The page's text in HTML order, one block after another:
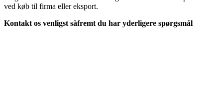
ved køb til firma eller eksport.
Kontakt os venligst såfremt du har yderligere spørgsmål